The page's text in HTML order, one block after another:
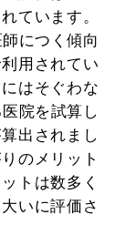
ています。
につく傾向
用されてい
はそぐわな
院を試算し
出されまし
のメリット
トは数多く
いに評価さ